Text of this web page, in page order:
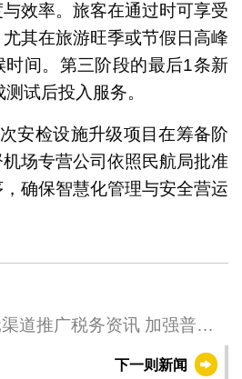
效率。旅客在通过时可享受
其在旅游旺季或节假日高峰
时间。第三阶段的最后1条新
试后投入服务。
安检设施升级项目在筹备阶
场专营公司依照民航局批准
确保智慧化管理与安全营运
渠道推广税务资讯 加强普及
下一则新闻